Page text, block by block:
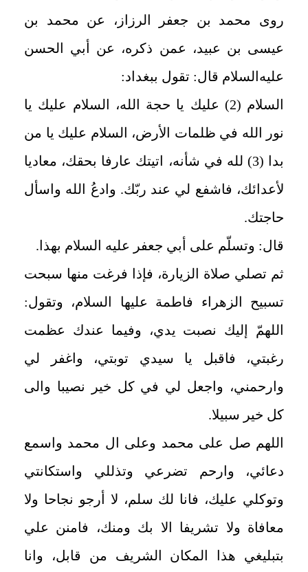
روى محمد بن جعفر الرزاز، عن محمد بن
عيسى بن عبيد، عمن ذكره، عن أبي الحسن
عليه‌السلام قال: تقول ببغداد:
السلام (2) عليك يا حجة الله، السلام عليك يا
نور الله في ظلمات الأرض، السلام عليك يا من
بدا (3) لله في شأنه، اتيتك عارفا بحقك، معاديا
لأعدائك، فاشفع لي عند ربّك. وادعُ الله واسأل
حاجتك.
قال: وتسلّم على أبي جعفر عليه ‌السلام بهذا .
ثم تصلي صلاة الزيارة، فإذا فرغت منها سبحت
تسبيح الزهراء فاطمة عليها ‌السلام، وتقول:
اللهمّ إليك نصبت يدي، وفيما عندك عظمت
رغبتي، فاقبل يا سيدي توبتي، واغفر لي
وارحمني، واجعل لي في كل خير نصيبا والى
كل خير سبيلا.
اللهم صل على محمد وعلى ال محمد واسمع
دعائي، وارحم تضرعي وتذللي واستكانتي
وتوكلي عليك، فانا لك سلم، لا أرجو نجاحا ولا
معافاة ولا تشريفا الا بك ومنك، فامنن علي
بتبليغي هذا المكان الشريف من قابل، وانا